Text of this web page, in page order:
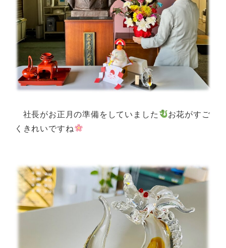
社長がお正月の準備をしていました
お花がすご
くきれいですね